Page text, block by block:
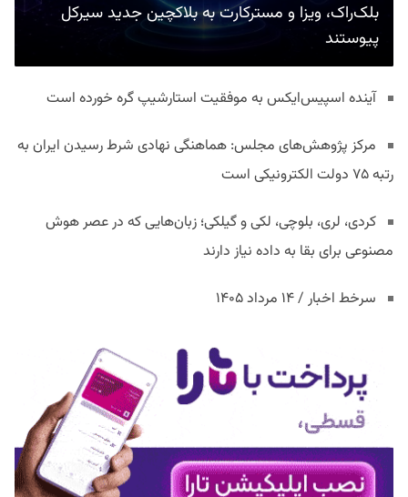
بلک‌راک، ویزا و مسترکارت به بلاکچین جدید سیرکل
پیوستند
آینده اسپیس‌ایکس به موفقیت استارشیپ گره خورده است
مرکز پژوهش‌های مجلس: هماهنگی نهادی شرط رسیدن ایران به
رتبه ۷۵ دولت الکترونیکی است
کردی، لری، بلوچی، لکی و گیلکی؛ زبان‌هایی که در عصر هوش
مصنوعی برای بقا به داده نیاز دارند
سرخط اخبار / ۱۴ مرداد ۱۴۰۵